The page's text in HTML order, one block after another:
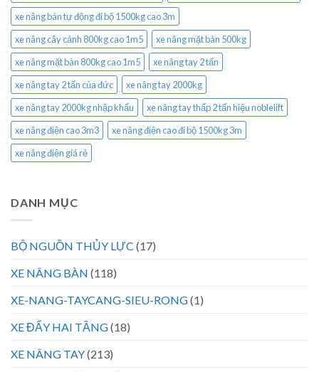
xe nâng bán tự động đi bộ 1500kg cao 3m
xe nâng cây cảnh 800kg cao 1m5
xe nâng mặt bàn 500kg
xe nâng mặt bàn 800kg cao 1m5
xe nâng tay 2 tấn
xe nâng tay 2 tấn của đức
xe nâng tay 2000kg
xe nâng tay 2000kg nhập khẩu
xe nâng tay thấp 2 tấn hiệu noblelift
xe nâng điện cao 3m3
xe nâng điện cao đi bộ 1500kg 3m
xe nâng điện giá rẻ
DANH MỤC
BỘ NGUỒN THỦY LỰC (17)
XE NÂNG BÀN (118)
XE-NANG-TAYCANG-SIEU-RONG(1)
XE ĐẨY HAI TẦNG(18)
XE NÂNG TAY(213)